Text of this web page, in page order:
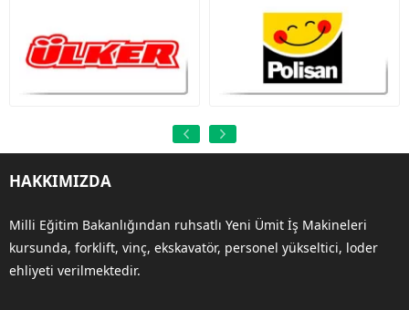
HAKKIMIZDA
Milli Eğitim Bakanlığından ruhsatlı Yeni Ümit İş Makineleri
kursunda, forklift, vinç, ekskavatör, personel yükseltici, loder
ehliyeti verilmektedir.